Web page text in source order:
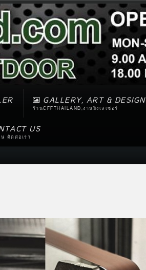
GALLERY, ART & DESIGN
ร้านCFFTHAILAND,งานยิงเลเซอร์
US
ติดต่อเรา